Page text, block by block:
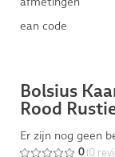
ean code
Bolsius
Rood
Er zijn nog geen
0 (0